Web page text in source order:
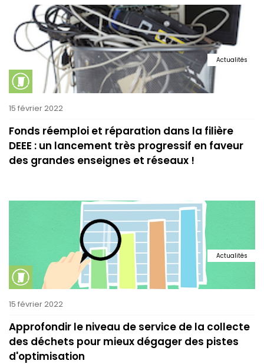
Actualités
15 février 2022
Fonds réemploi et réparation dans la filière
DEEE : un lancement très progressif en faveur
des grandes enseignes et réseaux !
Actualités
15 février 2022
Approfondir le niveau de service de la collecte
des déchets pour mieux dégager des pistes
d'optimisation